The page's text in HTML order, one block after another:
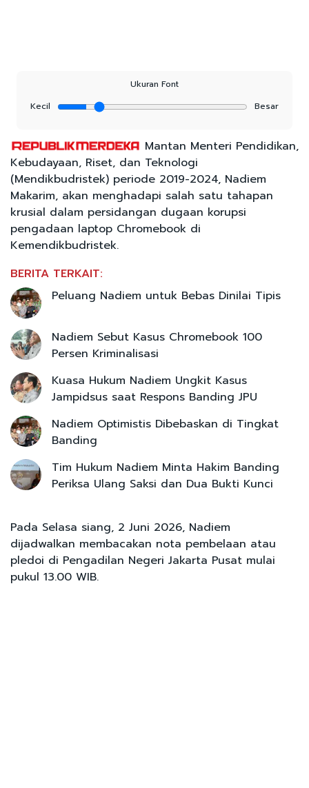
Ukuran Font
Kecil
Besar
Mantan Menteri Pendidikan,
Kebudayaan, Riset, dan Teknologi
(Mendikbudristek) periode 2019-2024, Nadiem
Makarim, akan menghadapi salah satu tahapan
krusial dalam persidangan dugaan korupsi
pengadaan laptop Chromebook di
Kemendikbudristek.
BERITA TERKAIT:
Peluang Nadiem untuk Bebas Dinilai Tipis
Nadiem Sebut Kasus Chromebook 100
Persen Kriminalisasi
Kuasa Hukum Nadiem Ungkit Kasus
Jampidsus saat Respons Banding JPU
Nadiem Optimistis Dibebaskan di Tingkat
Banding
Tim Hukum Nadiem Minta Hakim Banding
Periksa Ulang Saksi dan Dua Bukti Kunci
Pada Selasa siang, 2 Juni 2026, Nadiem
dijadwalkan membacakan nota pembelaan atau
pledoi di Pengadilan Negeri Jakarta Pusat mulai
pukul 13.00 WIB.